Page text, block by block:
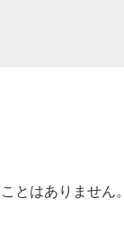
とはありません。